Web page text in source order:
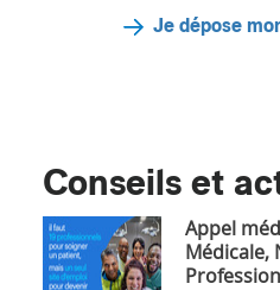
Je dépose
Conseils et
Appel
Médicale,